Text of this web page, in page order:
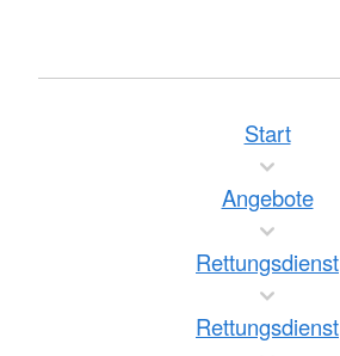
Start
Angebote
Rettungsdienst
Rettungsdienst